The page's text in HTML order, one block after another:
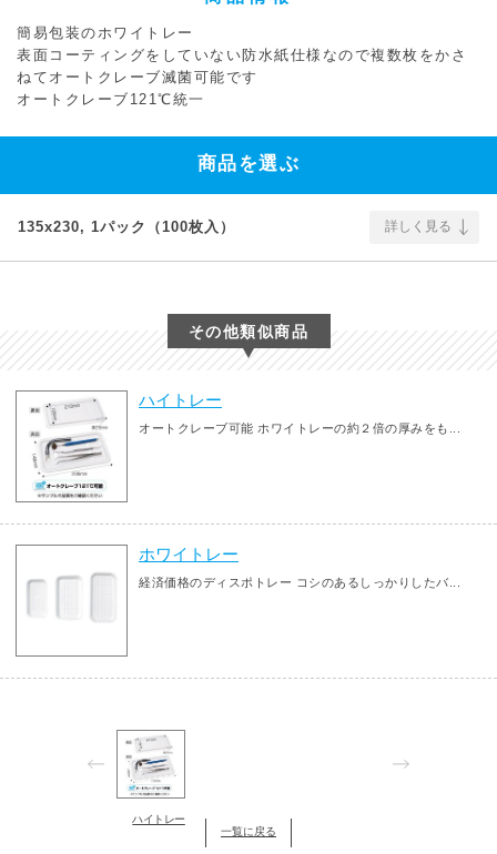
簡易包装のホワイトレー
表面コーティングをしていない防水紙仕様なので複数枚をかさ
ねてオートクレーブ滅菌可能です
オートクレーブ121℃統一
商品を選ぶ
135x230, 1パック（100枚入） 詳しく見る
その他類似商品
ハイトレー
オートクレーブ可能 ホワイトレーの約２倍の厚みをも...
ホワイトレー
経済価格のディスポトレー コシのあるしっかりしたバ...
ハイトレー
一覧に戻る